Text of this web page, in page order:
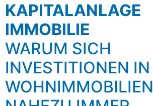
KAPITALANLAGE
IMMOBILIE
WARUM SICH
INVESTITIONEN IN
WOHNIMMOBILIEN